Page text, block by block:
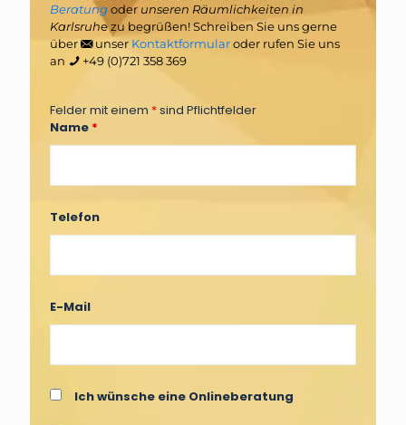
Beratungoder unseren Räumlichkeiten in
Karlsruhe zu begrüßen! Schreiben Sie uns gerne
über
unser Kontaktformularoder rufen Sie uns
an
+49 (0)721 358 369
Felder mit einem *sind Pflichtfelder
Name *
Telefon
E-Mail
Ich wünsche eine Onlineberatung